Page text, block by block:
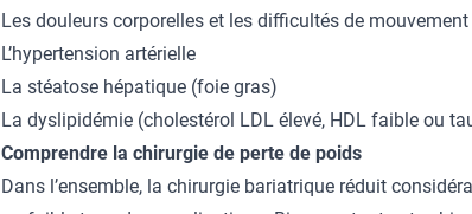
Les douleurs corporelles et les difficultés de mouvement
L’hypertension artérielle
La stéatose hépatique (foie gras)
La dyslipidémie (cholestérol LDL élevé, HDL faible ou
Comprendre la chirurgie de perte de poids
Dans l’ensemble, la chirurgie bariatrique réduit